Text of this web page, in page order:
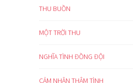
THU BUỒN
MỘT TRỜI THU
NGHĨA TÌNH ĐỒNG ĐỘI
CẢM NHẬN THÂM TÌNH